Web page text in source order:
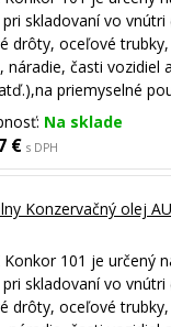
skladovaní vo vnútri
drôty, oceľové
náradie, časti vozidiel
priemyselné
Na sklade
€ s DPH
Konzervačný olej
Konkor 101 je určený
skladovaní vo vnútri
drôty, oceľové